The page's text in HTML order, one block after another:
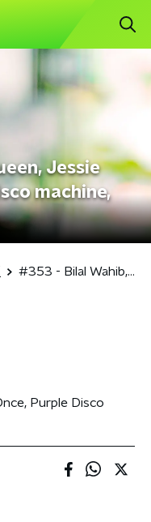
Jessie
machine,
#353 - Bilal Wahib, Queen, Jessie Ware, Dnce, Purple Disco machine, John Summit
Purple Disco